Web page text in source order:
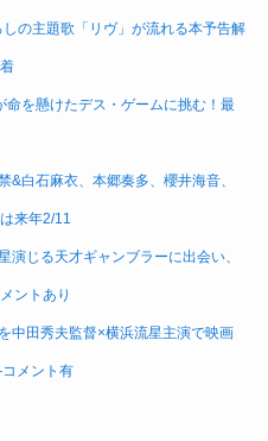
の主題歌「リヴ」が流れる本予告解
を懸けたデス・ゲームに挑む！最
白石麻衣、本郷奏多、櫻井海音、
来年2/11
じる天才ギャンブラーに出会い、
ントあり
中田秀夫監督×横浜流星主演で映画
メント有